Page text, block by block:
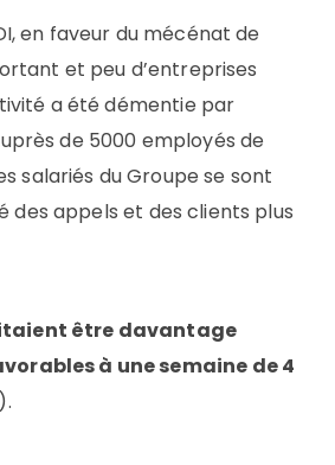
en faveur du mécénat de
et peu d’entreprises
a été démentie par
de 5000 employés de
salariés du Groupese sont
des appels et des clients plus
être davantage
à une semaine de 4